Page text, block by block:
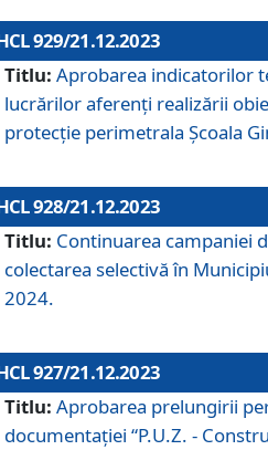
929/21.12.2023
Titlu: Aprobarea indicatorilor
lucrărilor aferenți realizării
protecție perimetrala Școala
928/21.12.2023
Titlu: Continuarea campaniei
colectarea selectivă în
2024.
927/21.12.2023
Titlu: Aprobarea prelungirii
documentaţiei “P.U.Z. -